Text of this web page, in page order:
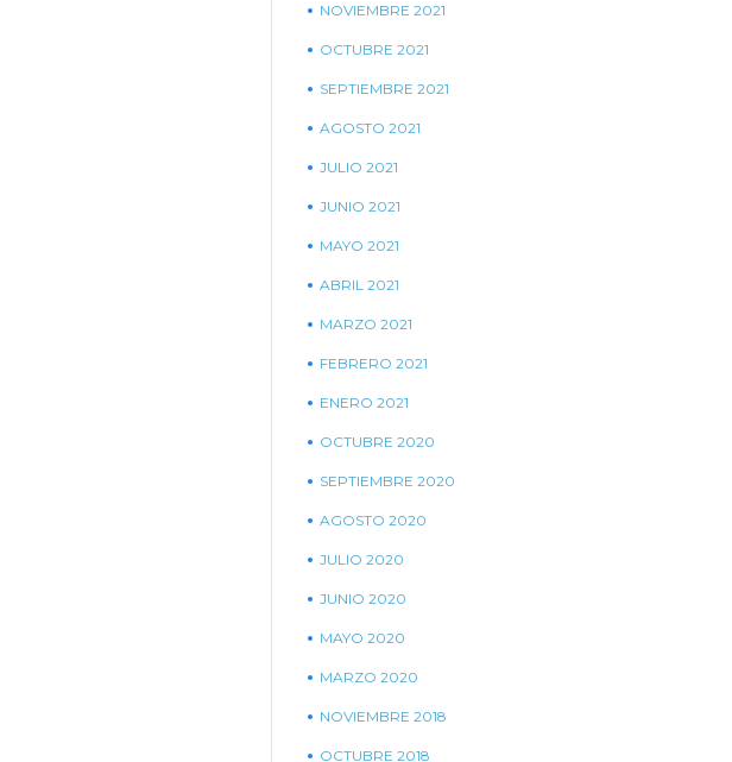
NOVIEMBRE 2021
OCTUBRE 2021
SEPTIEMBRE 2021
AGOSTO 2021
JULIO 2021
JUNIO 2021
MAYO 2021
ABRIL 2021
MARZO 2021
FEBRERO 2021
ENERO 2021
OCTUBRE 2020
SEPTIEMBRE 2020
AGOSTO 2020
JULIO 2020
JUNIO 2020
MAYO 2020
MARZO 2020
NOVIEMBRE 2018
OCTUBRE 2018